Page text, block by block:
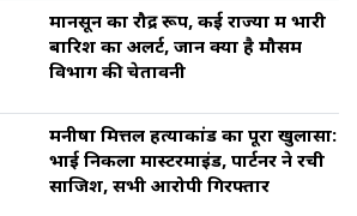
मानसून का रौद्र रूप, कई राज्यों में भारी
बारिश का अलर्ट, जानें क्या है मौसम
विभाग की चेतावनी
मनीषा मित्तल हत्याकांड का पूरा खुलासा:
भाई निकला मास्टरमाइंड, पार्टनर ने रची
साजिश, सभी आरोपी गिरफ्तार